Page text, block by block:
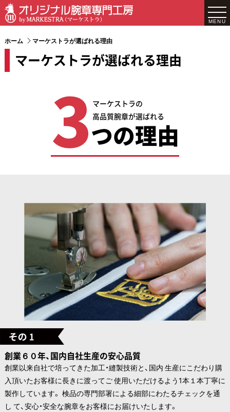
MENU
ホーム マーケストラが選ばれる理由
マーケストラが選ばれる理由
マーケストラの
高品質腕章が選ばれる
3つの理由
創業６０年、国内自社生産の安心品質
創業以来自社で培ってきた加工・縫製技術と、国内 生産にこだわり購
入頂いたお客様に長きに渡ってご 使用いただけるよう1本１本丁寧に
製作しています。 検品の専門部署による細部にわたるチェックを通
し て、安心・安全な腕章をお客様にお届けいたします。